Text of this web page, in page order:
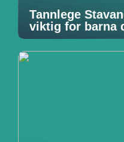
Tannlege
viktig for barna